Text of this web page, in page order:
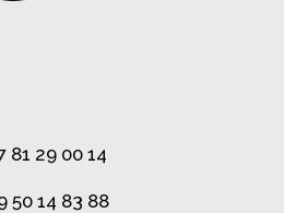
81 29 00 14
50 14 83 88